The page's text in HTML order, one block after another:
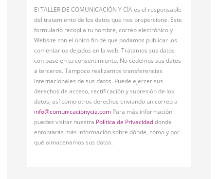
El TALLER DE COMUNICACIÓN Y CÍA es el responsable
del tratamiento de los datos que nos proporcione. Este
formulario recopila tu nombre, correo electrónico y
Website con el único fin de que podamos publicar los
comentarios dejados en la web. Tratamos sus datos
con base en tu consentimiento. No cedemos sus datos
a terceros. Tampoco realizamos transferencias
internacionales de sus datos. Puede ejercer sus
derechos de acceso, rectificación y supresión de los
datos, así como otros derechos enviando un correo a
info@comunicacionycia.com Para más información
puedes visitar nuestra Política de Privacidaddonde
entontarás más información sobre dónde, cómo y por
qué almacenamos sus datos.